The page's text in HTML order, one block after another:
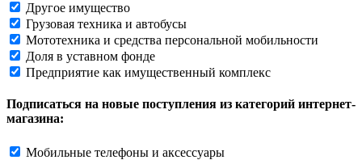
Другое имущество
Грузовая техника и автобусы
Мототехника и средства персональной мобильности
Доля в уставном фонде
Предприятие как имущественный комплекс
Подписаться на новые поступления из категорий интернет-
магазина:
Мобильные телефоны и аксессуары